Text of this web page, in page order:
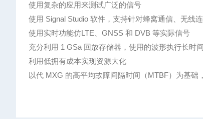
使用复杂的应用来测试广泛的信号
使用 Signal Studio 软件，支持针对蜂窝通信、无线
使用实时功能仿LTE 、GNSS 和 DVB 等实际信号
充分利用 1 GSa 回放存储器，使用的波形执行长时
利用低拥有成本实现资源大化
以代 MXG 的高平均故障间隔时间（MTBF）为基础